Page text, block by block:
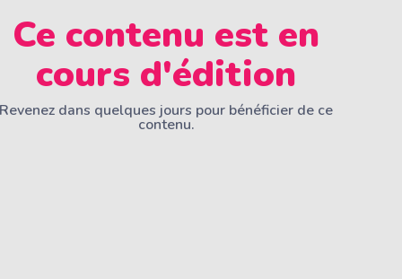
Ce contenu est en
cours d'édition
Revenez dans quelques jours pour bénéficier de ce
contenu.